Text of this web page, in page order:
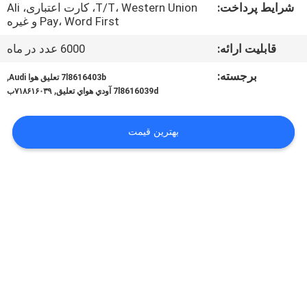
تماس
درخواست
نقل
شرایط پرداخت:
T/T، Western Union، کارت اعتباری، Ali
Pay، Word First و غیره
قابلیت ارائه:
6000 عدد در ماه
برجسته:
7l8616403b تعلیق هوا Audi ,
7l8616039d آودي هواي تعليق ,۷۱۸۶۱۶۰۳۹ب
بهترین قیمت